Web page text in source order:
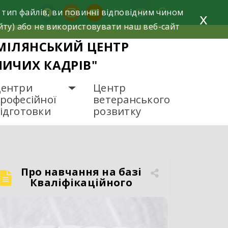
facebookinstagramyoutube
ЦЕНТР
КАДРІВ"
Центр
ветеранського
розвитку
Про навчання на базі
Кваліфікаційного
центру
файлів, ви повинні відповідним чином
або не використовувати наш веб-сайт
x